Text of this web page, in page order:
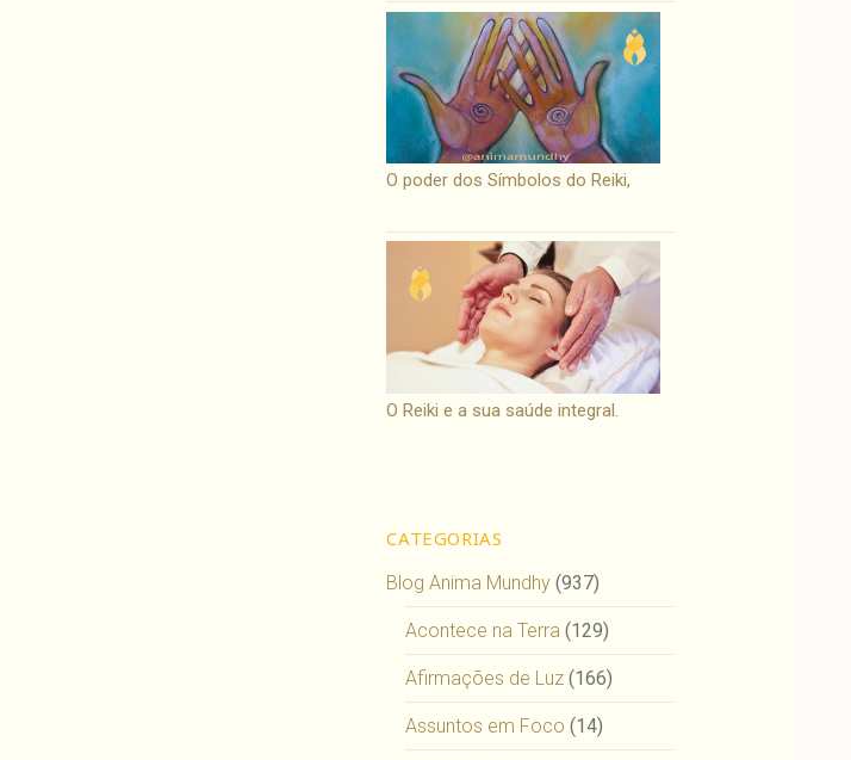
O poder dos Símbolos do Reiki,
O Reiki e a sua saúde integral.
CATEGORIAS
Blog Anima Mundhy (937)
Acontece na Terra (129)
Afirmações de Luz (166)
Assuntos em Foco (14)